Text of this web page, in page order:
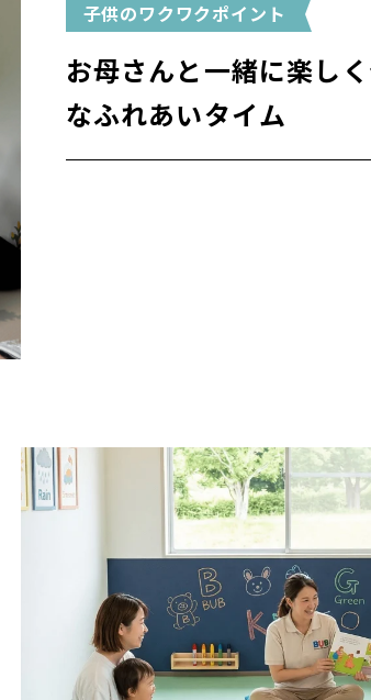
子供のワクワクポイント
お母さんと一緒に楽し
なふれあいタイム